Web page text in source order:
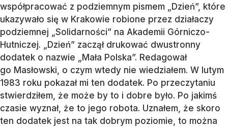
współpracować z podziemnym pismem „Dzień”, które
ukazywało się w Krakowie robione przez działaczy
podziemnej „Solidarności” na Akademii Górniczo-
Hutniczej. „Dzień” zaczął drukować dwustronny
dodatek o nazwie „Mała Polska”. Redagował
go Masłowski, o czym wtedy nie wiedziałem. W lutym
1983 roku pokazał mi ten dodatek. Po przeczytaniu
stwierdziłem, że może by to i dobre było. Po jakimś
czasie wyznał, że to jego robota. Uznałem, że skoro
ten dodatek jest na tak dobrym poziomie, to można